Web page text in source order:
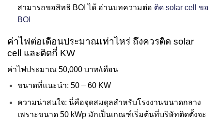
สามารถขอสิทธิ BOI ได้ อ่านบทความต่อ ติด solar cell ขอ
BOI
ค่าไฟต่อเดือนประมาณเท่าไหร่ ถึงควรติด solar
cell และติดกี่ KW
ค่าไฟประมาณ 50,000 บาท/เดือน
ขนาดที่แนะนำ: 50 – 60 KW
ความน่าสนใจ: นี่คือจุดสมดุลสำหรับโรงงานขนาดกลาง
เพราะขนาด 50 kWp มักเป็นเกณฑ์เริ่มต้นที่บริษัทติดตั้งจะ